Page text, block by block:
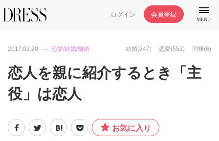
ログイン 会員登録
MENU
特集記事
DRESS部活
2017.02.20 恋愛/結婚/離婚 結婚(247) 恋愛(552) 同棲(6)
恋人を親に紹介するとき「主
役」は恋人
お気に入り